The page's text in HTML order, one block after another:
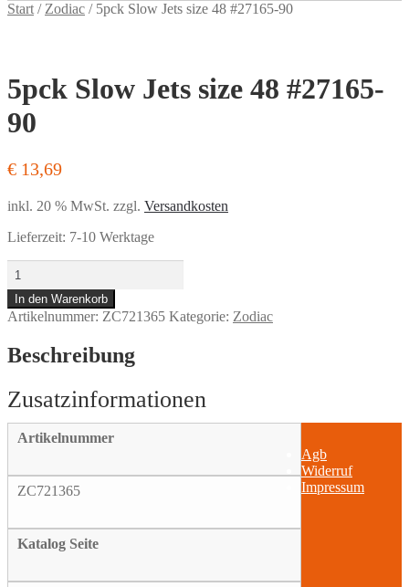
Start/Zodiac / 5pck Slow Jets size 48 #27165-90
5pck Slow Jets size 48 #27165-
90
€ 13,69
inkl. 20 % MwSt. zzgl. Versandkosten
Lieferzeit: 7-10 Werktage
5pck
Slow
Jets
size
#27165-
90
In den Warenkorb
Artikelnummer: ZC721365 Kategorie: Zodiac
Beschreibung
Artikelnummer
ZC721365
Katalog Seite
Agb
Widerruf
Impressum